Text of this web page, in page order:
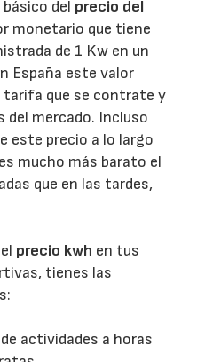
del precio del
monetario que tiene
de 1 Kw en un
España este valor
tarifa que se contrate y
del mercado. Incluso
este precio a lo largo
mucho más barato el
que en las tardes,
precio kwh en tus
tienes las
actividades a horas